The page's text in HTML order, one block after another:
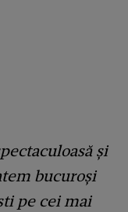
și
bucuroși
pe cei mai